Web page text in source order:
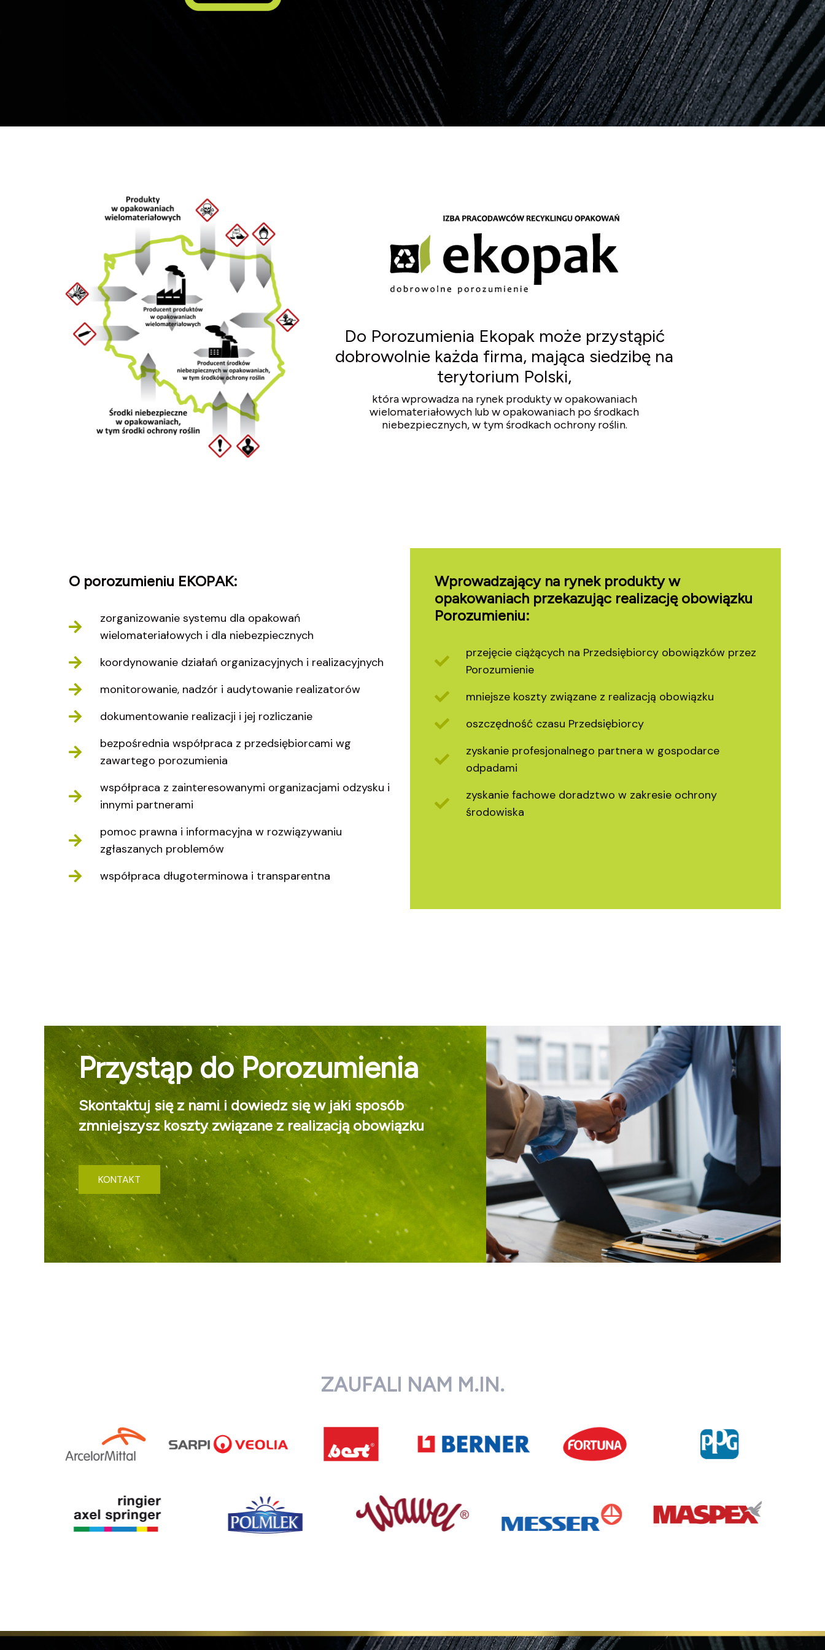
Do Porozumienia Ekopak może przystąpić
dobrowolnie każda firma, mająca siedzibę na
terytorium Polski,
która wprowadza na rynek produkty w opakowaniach
wielomateriałowych lub w opakowaniach po środkach
niebezpiecznych, w tym środkach ochrony roślin.
O porozumieniu EKOPAK:
zorganizowanie systemu dla opakowań
wielomateriałowych i dla niebezpiecznych
koordynowanie działań organizacyjnych i realizacyjnych
monitorowanie, nadzór i audytowanie realizatorów
dokumentowanie realizacji i jej rozliczanie
bezpośrednia współpraca z przedsiębiorcami wg
zawartego porozumienia
współpraca z zainteresowanymi organizacjami odzysku i
innymi partnerami
pomoc prawna i informacyjna w rozwiązywaniu
zgłaszanych problemów
współpraca długoterminowa i transparentna
Wprowadzający na rynek produkty w
opakowaniach przekazując realizację obowiązku
Porozumieniu:
przejęcie ciążących na Przedsiębiorcy obowiązków przez
Porozumienie
mniejsze koszty związane z realizacją obowiązku
oszczędność czasu Przedsiębiorcy
zyskanie profesjonalnego partnera w gospodarce
odpadami
zyskanie fachowe doradztwo w zakresie ochrony
środowiska
Przystąp do Porozumienia
Skontaktuj się z nami i dowiedz się w jaki sposób
zmniejszysz koszty związane z realizacją obowiązku
KONTAKT
ZAUFALI NAM M.IN.